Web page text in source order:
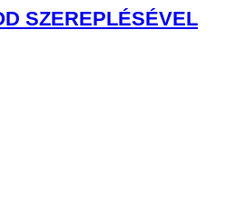
SZEREPLÉSÉVEL